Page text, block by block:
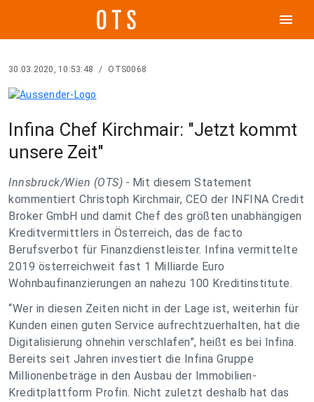
menu
30.03.2020, 10:53:48 / OTS0068
Infina Chef Kirchmair: "Jetzt kommt
unsere Zeit"
Innsbruck/Wien (OTS) - Mit diesem Statement
kommentiert Christoph Kirchmair, CEO der INFINA Credit
Broker GmbH und damit Chef des größten unabhängigen
Kreditvermittlers in Österreich, das de facto
Berufsverbot für Finanzdienstleister. Infina vermittelte
2019 österreichweit fast 1 Milliarde Euro
Wohnbaufinanzierungen an nahezu 100 Kreditinstitute.
“Wer in diesen Zeiten nicht in der Lage ist, weiterhin für
Kunden einen guten Service aufrechtzuerhalten, hat die
Digitalisierung ohnehin verschlafen”, heißt es bei Infina.
Bereits seit Jahren investiert die Infina Gruppe
Millionenbeträge in den Ausbau der Immobilien-
Kreditplattform Profin. Nicht zuletzt deshalb hat das